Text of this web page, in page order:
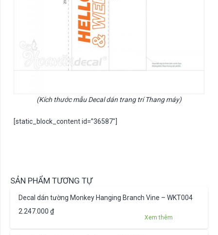
(Kích thước mẫu Decal dán trang trí Thang máy)
[static_block_content id=”36587″]
SẢN PHẨM TƯƠNG TỰ
Decal dán tường Monkey Hanging Branch Vine – WKT004
2.247.000 ₫
Xem thêm